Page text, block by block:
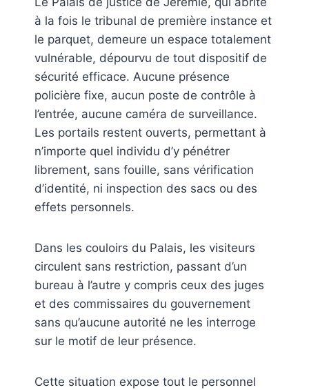
à la fois le tribunal de première instance et
le parquet, demeure un espace totalement
vulnérable, dépourvu de tout dispositif de
sécurité efficace. Aucune présence
policière fixe, aucun poste de contrôle à
l’entrée, aucune caméra de surveillance.
Les portails restent ouverts, permettant à
n’importe quel individu d’y pénétrer
librement, sans fouille, sans vérification
d’identité, ni inspection des sacs ou des
effets personnels.
Dans les couloirs du Palais, les visiteurs
circulent sans restriction, passant d’un
bureau à l’autre y compris ceux des juges
et des commissaires du gouvernement
sans qu’aucune autorité ne les interroge
sur le motif de leur présence.
Cette situation expose tout le personnel